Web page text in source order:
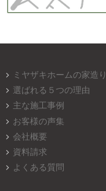
ミヤザキホームの家造り
選ばれる５つの理由
主な施工事例
お客様の声集
会社概要
資料請求
よくある質問